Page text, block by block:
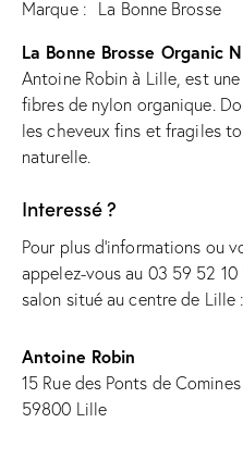
Marque : La Bonne Brosse
La Bonne Brosse Organic
Antoine Robin à Lille, est
fibres de nylon organique.
les cheveux fins et fragiles
naturelle.
Interessé ?
Pour plus d'informations ou
appelez-vous au 03 59 52 10
salon situé au centre de Lille :
Antoine Robin
15 Rue des Ponts de Comines
59800 Lille